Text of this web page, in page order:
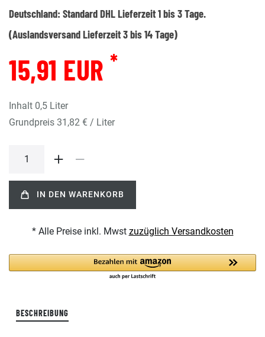
Deutschland: Standard DHL Lieferzeit 1 bis 3 Tage.
(Auslandsversand Lieferzeit 3 bis 14 Tage)
15,91 EUR *
Inhalt 0,5 Liter
Grundpreis 31,82 € / Liter
IN DEN WARENKORB
* Alle Preise inkl. Mwst zuzüglich Versandkosten
BESCHREIBUNG